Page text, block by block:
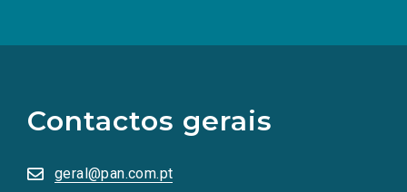
Contactos gerais
geral@pan.com.pt
redes
sociais
numa
nova